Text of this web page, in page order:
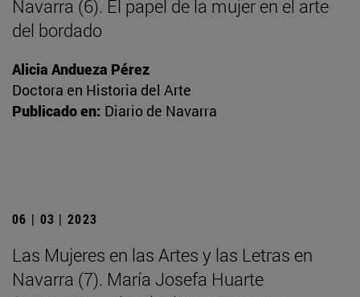
Navarra (6). El papel de la mujer en el arte
del bordado
Alicia Andueza Pérez
Doctora en Historia del Arte
Publicado en: Diario de Navarra
06 | 03 | 2023
Las Mujeres en las Artes y las Letras en
Navarra (7). María Josefa Huarte